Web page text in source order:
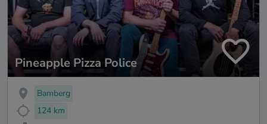
Pineapple Pizza Police
Bamberg
124 km